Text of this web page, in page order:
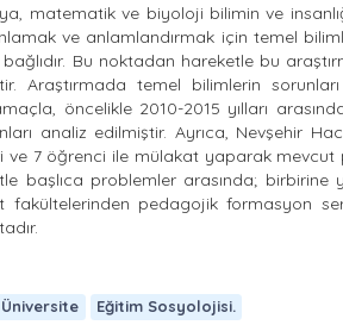
matematik ve biyoloji bilimin ve
ve anlamlandırmak için temel
Bu noktadan hareketle bu
Araştırmada temel bilimlerin
öncelikle 2010-2015 yılları
analiz edilmiştir. Ayrıca, Nevşehir
7 öğrenci ile mülakat yaparak mevcut
başlıca problemler arasında; birbirine
fakültelerinden pedagojik formasyon
Üniversite Eğitim Sosyolojisi.